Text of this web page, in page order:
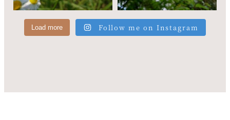
Load more Follow me on Instagram